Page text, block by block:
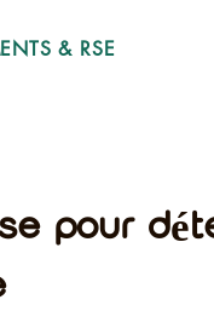
& RSE
pour